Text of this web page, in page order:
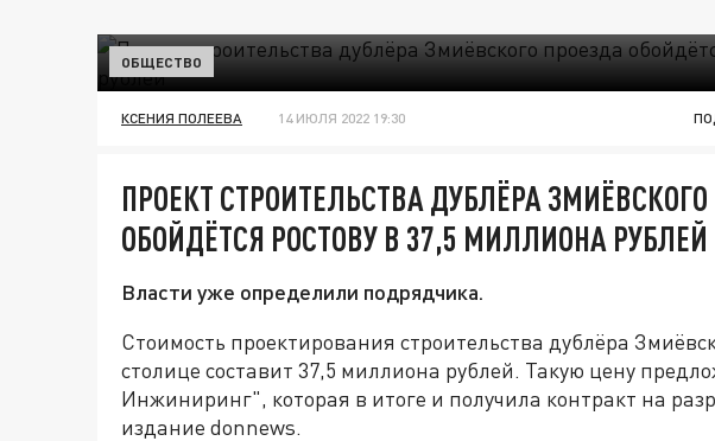
ОБЩЕСТВО
КСЕНИЯ ПОЛЕЕВА 14 ИЮЛЯ 2022 19:30
ПРОЕКТ СТРОИТЕЛЬСТВА ДУБЛЁРА
ОБОЙДЁТСЯ РОСТОВУ В 37,5 МИЛЛИОНА РУБЛЕЙ
Власти уже определили подрядчика.
Стоимость проектирования строительства дублёра
столице составит 37,5 миллиона рублей. Такую цену
Инжиниринг", которая в итоге и получила контракт на
издание donnews.